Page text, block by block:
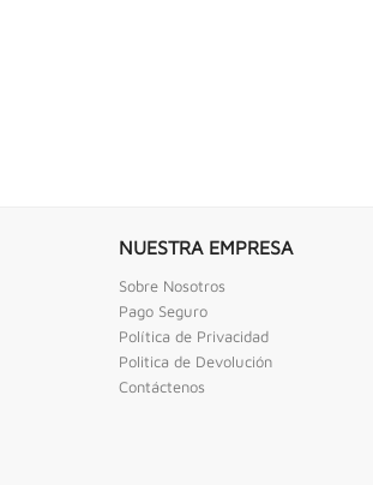
NUESTRA EMPRESA
Sobre Nosotros
Pago Seguro
Política de Privacidad
Politica de Devolución
Contáctenos